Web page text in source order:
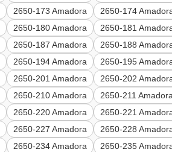
2650-173 Amadora 2650-174
2650-180 Amadora 2650-181
2650-187 Amadora 2650-188
2650-194 Amadora 2650-195
2650-201 Amadora 2650-202
2650-210 Amadora 2650-211 Amadora
2650-220 Amadora 2650-221
2650-227 Amadora 2650-228
2650-234 Amadora 2650-235